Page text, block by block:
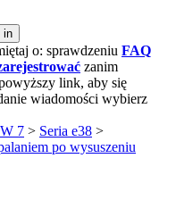
o: sprawdzeniu FAQ
zanim
link, aby się
wiadomości wybierz
7 > Seria e38 >
po wysuszeniu